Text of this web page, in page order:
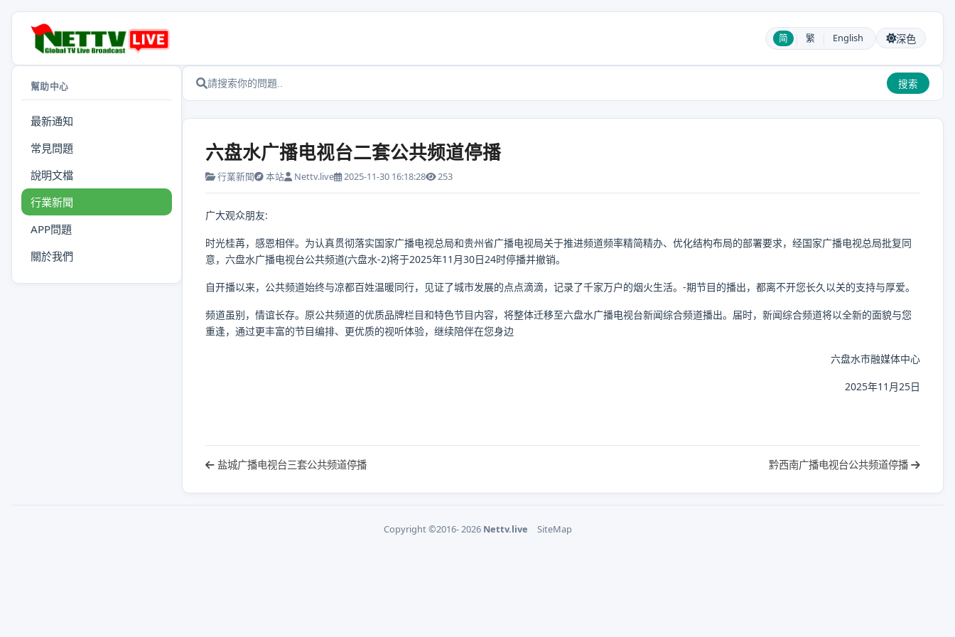
简 | 繁 English 深色
幫助中心
最新通知
常見問題
說明文檔
行業新聞
APP問題
關於我們
搜索
六盘水广播电视台二套公共频道停播
行業新聞 本站 Nettv.live 2025-11-30 16:18:28 253
广大观众朋友:
时光桂苒，感恩相伴。为认真贯彻落实国家广播电视总局和贵州省广播电视局关于推进频道频率精简精办、优化结构布局的部署要求，经国家广播电视总局批复同
意，六盘水广播电视台公共频道(六盘水-2)将于2025年11月30日24时停播并撤销。
自开播以来，公共频道始终与凉都百姓温暖同行，见证了城市发展的点点滴滴，记录了千家万户的烟火生活。-期节目的播出，都离不开您长久以关的支持与厚爱。
频道虽别，情谊长存。原公共频道的优质品牌栏目和特色节目内容，将整体迁移至六盘水广播电视台新闻综合频道播出。届时，新闻综合频道将以全新的面貌与您
重逢，通过更丰富的节目编排、更优质的视听体验，继续陪伴在您身边
六盘水市融媒体中心
2025年11月25日
盐城广播电视台三套公共频道停播 黔西南广播电视台公共频道停播
Copyright ©2016- 2026 Nettv.live SiteMap